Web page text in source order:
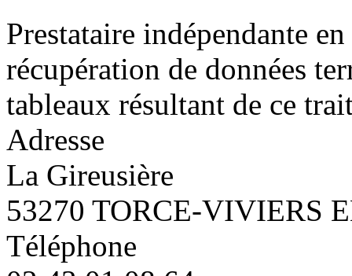
Prestataire indépendante
récupération de données
tableaux résultant de ce
Adresse
La Gireusière
53270 TORCE-VIVIERS
Téléphone